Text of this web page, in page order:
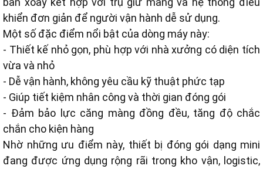
khiển đơn giản để người vận hành dễ sử dụng.
Một số đặc điểm nổi bật của dòng máy này:
- Thiết kế nhỏ gọn, phù hợp với nhà xưởng có diện tích
vừa và nhỏ
- Dễ vận hành, không yêu cầu kỹ thuật phức tạp
- Giúp tiết kiệm nhân công và thời gian đóng gói
- Đảm bảo lực căng màng đồng đều, tăng độ chắc
chắn cho kiện hàng
Nhờ những ưu điểm này, thiết bị đóng gói dạng mini
đang được ứng dụng rộng rãi trong kho vận, logistic,